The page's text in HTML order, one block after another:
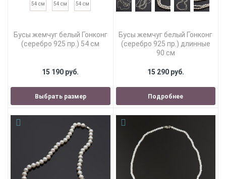
54 см 54 см 54 см
Бусы жемчуг белый Гонконг
(серебро 925 пр.) 54 см
15 190 руб.
Выбрать размер
Бусы жемчуг белый Гонконг
(серебро 925 пр.) длинные
90 см
15 290 руб.
Подробнее